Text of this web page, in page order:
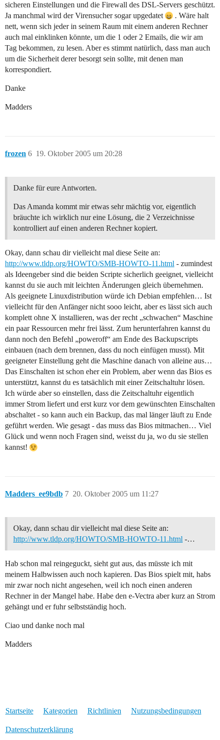
sicheren Einstellungen und die Firewall des DSL-Servers geschützt.
Ja manchmal wird der Virensucher sogar upgedatet
. Wäre halt
nett, wenn sich jeder in seinem Raum mit einem anderen Rechner
auch mal einklinken könnte, um die 1 oder 2 Emails, die wir am
Tag bekommen, zu lesen. Aber es stimmt natürlich, dass man auch
um die Sicherheit derer besorgt sein sollte, mit denen man
korrespondiert.
Danke
Madders
frozen 19. Oktober 2005 um 20:28
6
Danke für eure Antworten.
Das Amanda kommt mir etwas sehr mächtig vor, eigentlich
bräuchte ich wirklich nur eine Lösung, die 2 Verzeichnisse
kontrolliert auf einen anderen Rechner kopiert.
Okay, dann schau dir vielleicht mal diese Seite an:
http://www.tldp.org/HOWTO/SMB-HOWTO-11.html - zumindest
als Ideengeber sind die beiden Scripte sicherlich geeignet, vielleicht
kannst du sie auch mit leichten Änderungen gleich übernehmen.
Als geeignete Linuxdistribution würde ich Debian empfehlen… Ist
vielleicht für den Anfänger nicht sooo leicht, aber es lässt sich auch
komplett ohne X installieren, was der recht „schwachen“ Maschine
ein paar Ressourcen mehr frei lässt. Zum herunterfahren kannst du
dann noch den Befehl „poweroff“ am Ende des Backupscripts
einbauen (nach dem brennen, dass du noch einfügen musst). Mit
geeigneter Einstellung geht die Maschine danach von alleine aus…
Das Einschalten ist schon eher ein Problem, aber wenn das Bios es
unterstützt, kannst du es tatsächlich mit einer Zeitschaltuhr lösen.
Ich würde aber so einstellen, dass die Zeitschaltuhr eigentlich
immer Strom liefert und erst kurz vor dem gewünschten Einschalten
abschaltet - so kann auch ein Backup, das mal länger läuft zu Ende
geführt werden. Wie gesagt - das muss das Bios mitmachen… Viel
Glück und wenn noch Fragen sind, weisst du ja, wo du sie stellen
kannst!
Madders_ee9bdb 20. Oktober 2005 um 11:27
7
Okay, dann schau dir vielleicht mal diese Seite an:
http://www.tldp.org/HOWTO/SMB-HOWTO-11.html -…
Hab schon mal reingeguckt, sieht gut aus, das müsste ich mit
meinem Halbwissen auch noch kapieren. Das Bios spielt mit, habs
mir zwar noch nicht angesehen, weil ich noch einen anderen
Rechner in der Mangel habe. Habe den e-Vectra aber kurz an Strom
gehängt und er fuhr selbstständig hoch.
Ciao und danke noch mal
Madders
Startseite Kategorien Richtlinien Nutzungsbedingungen
Datenschutzerklärung